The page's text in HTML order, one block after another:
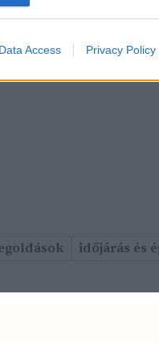
Data Access Privacy Policy
időjárás és